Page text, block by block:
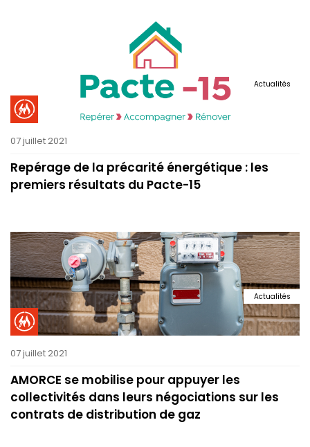
Actualités
07 juillet 2021
Repérage de la précarité énergétique : les
premiers résultats du Pacte-15
Actualités
07 juillet 2021
AMORCE se mobilise pour appuyer les
collectivités dans leurs négociations sur les
contrats de distribution de gaz